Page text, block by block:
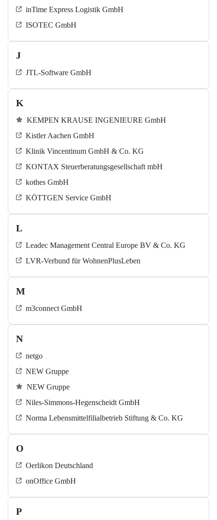
inTime Express Logistik GmbH
ISOTEC GmbH
J
JTL-Software GmbH
K
KEMPEN KRAUSE INGENIEURE GmbH
Kistler Aachen GmbH
Klinik Vincentinum GmbH & Co. KG
KONTAX Steuerberatungsgesellschaft mbH
kothes GmbH
KÖTTGEN Service GmbH
L
Leadec Management Central Europe BV & Co. KG
LVR-Verbund für WohnenPlusLeben
M
m3connect GmbH
N
netgo
NEW Gruppe
NEW Gruppe
Niles-Simmons-Hegenscheidt GmbH
Norma Lebensmittelfilialbetrieb Stiftung & Co. KG
O
Oerlikon Deutschland
onOffice GmbH
P